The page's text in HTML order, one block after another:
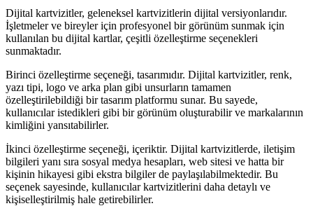
Dijital kartvizitler, geleneksel kartvizitlerin dijital versiyonlarıdır.
İşletmeler ve bireyler için profesyonel bir görünüm sunmak için
kullanılan bu dijital kartlar, çeşitli özelleştirme seçenekleri
sunmaktadır.
Birinci özelleştirme seçeneği, tasarımıdır. Dijital kartvizitler, renk,
yazı tipi, logo ve arka plan gibi unsurların tamamen
özelleştirilebildiği bir tasarım platformu sunar. Bu sayede,
kullanıcılar istedikleri gibi bir görünüm oluşturabilir ve markalarının
kimliğini yansıtabilirler.
İkinci özelleştirme seçeneği, içeriktir. Dijital kartvizitlerde, iletişim
bilgileri yanı sıra sosyal medya hesapları, web sitesi ve hatta bir
kişinin hikayesi gibi ekstra bilgiler de paylaşılabilmektedir. Bu
seçenek sayesinde, kullanıcılar kartvizitlerini daha detaylı ve
kişiselleştirilmiş hale getirebilirler.